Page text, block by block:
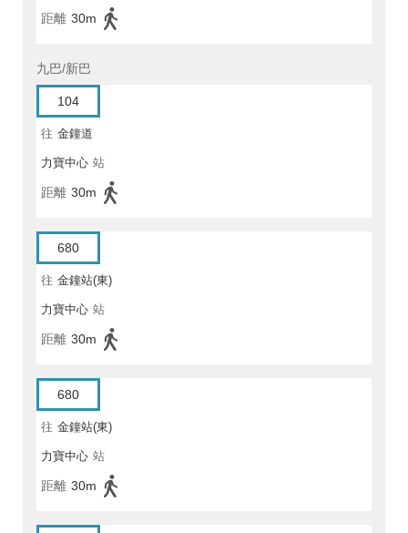
距離 30m
九巴/新巴
104
往 金鐘道
力寶中心 站
距離 30m
680
往 金鐘站(東)
力寶中心 站
距離 30m
680
往 金鐘站(東)
力寶中心 站
距離 30m